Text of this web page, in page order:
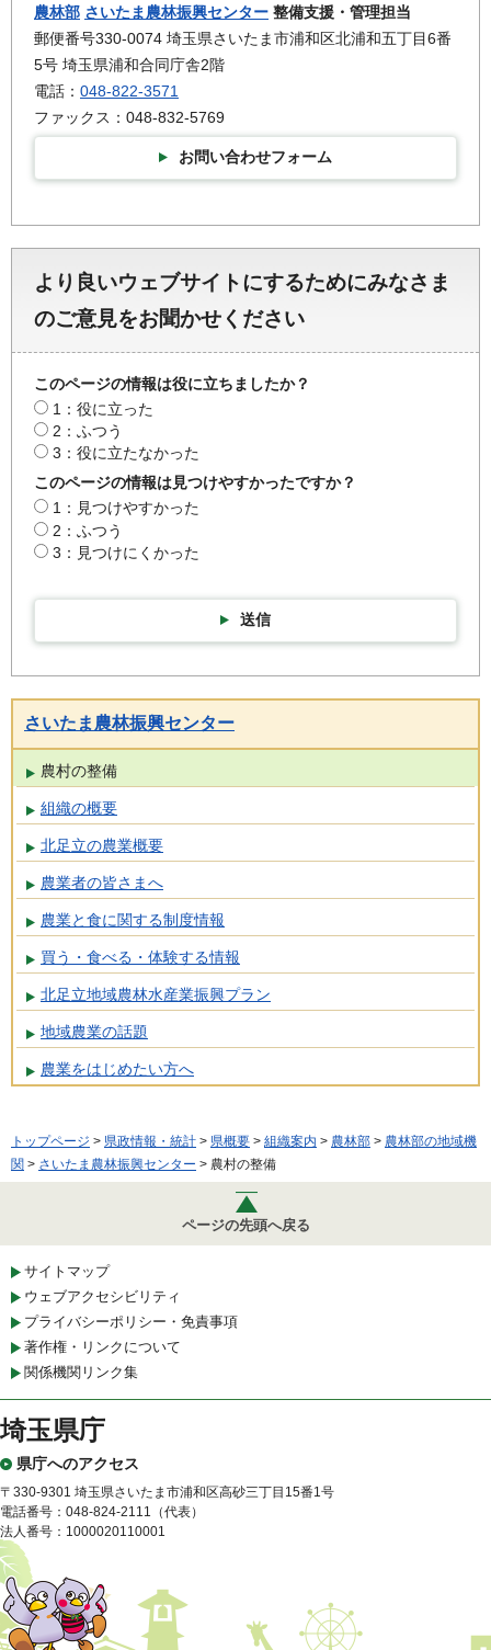
農林部 さいたま農林振興センター 整備支援・管理担当
郵便番号330-0074 埼玉県さいたま市浦和区北浦和五丁目6番
5号 埼玉県浦和合同庁舎2階
電話： 048-822-3571
ファックス：048-832-5769
お問い合わせフォーム
より良いウェブサイトにするためにみなさま
のご意見をお聞かせください
このページの情報は役に立ちましたか？
1：役に立った
2：ふつう
3：役に立たなかった
このページの情報は見つけやすかったですか？
1：見つけやすかった
2：ふつう
3：見つけにくかった
送信
さいたま農林振興センター
農村の整備
組織の概要
北足立の農業概要
農業者の皆さまへ
農業と食に関する制度情報
買う・食べる・体験する情報
北足立地域農林水産業振興プラン
地域農業の話題
農業をはじめたい方へ
トップページ > 県政情報・統計 > 県概要 > 組織案内 > 農林部 > 農林部の地域機
関 > さいたま農林振興センター > 農村の整備
ページの先頭へ戻る
サイトマップ
ウェブアクセシビリティ
プライバシーポリシー・免責事項
著作権・リンクについて
関係機関リンク集
埼玉県庁
県庁へのアクセス
〒330-9301 埼玉県さいたま市浦和区高砂三丁目15番1号
電話番号：048-824-2111（代表）
法人番号：1000020110001